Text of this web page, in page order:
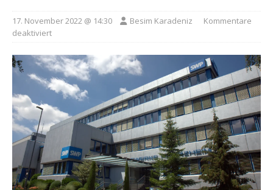
17. November 2022 @ 14:30 Besim Karadeniz
Kommentare
deaktiviert